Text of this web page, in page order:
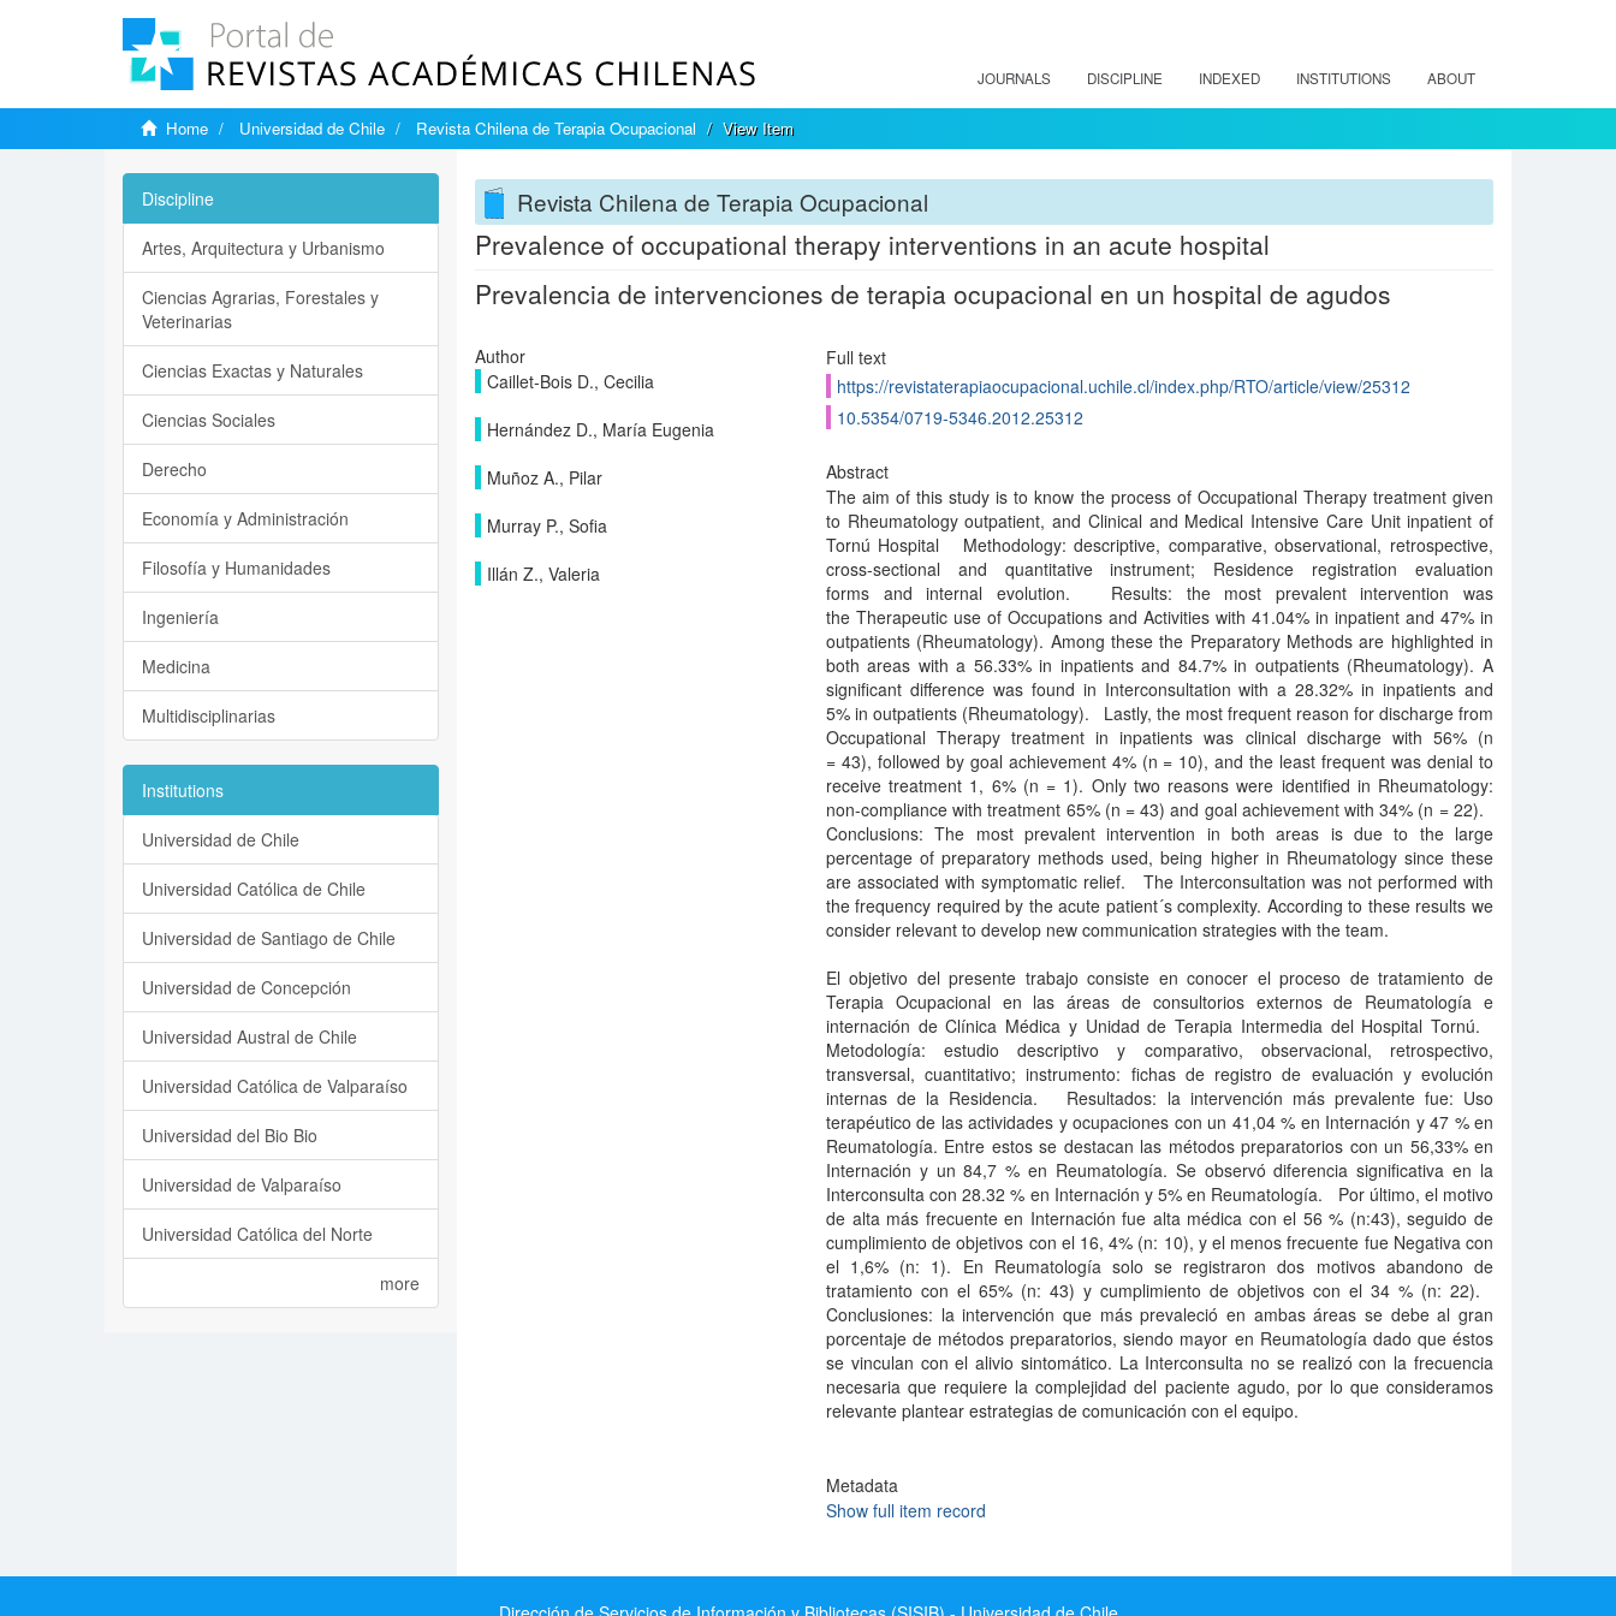
JOURNALS DISCIPLINE INDEXED INSTITUTIONS ABOUT
Home Universidad de Chile Revista Chilena de Terapia Ocupacional View Item
Revista Chilena de Terapia Ocupacional
Prevalence of occupational therapy interventions in an acute hospital
Prevalencia de intervenciones de terapia ocupacional en un hospital de agudos
Author
Caillet-Bois D., Cecilia
Hernández D., María Eugenia
Muñoz A., Pilar
Murray P., Sofia
Illán Z., Valeria
Full text
https://revistaterapiaocupacional.uchile.cl/index.php/RTO/article/view/25312
10.5354/0719-5346.2012.25312
Abstract
The aim of this study is to know the process of Occupational Therapy treatment given
to Rheumatology outpatient, and Clinical and Medical Intensive Care Unit inpatient of
Tornú Hospital Methodology: descriptive, comparative, observational, retrospective,
cross-sectional and quantitative instrument; Residence registration evaluation
forms and internal evolution. Results: the most prevalent intervention was
the Therapeutic use of Occupations and Activities with 41.04% in inpatient and 47% in
outpatients (Rheumatology). Among these the Preparatory Methods are highlighted in
both areas with a 56.33% in inpatients and 84.7% in outpatients (Rheumatology). A
significant difference was found in Interconsultation with a 28.32% in inpatients and
5% in outpatients (Rheumatology). Lastly, the most frequent reason for discharge from
Occupational Therapy treatment in inpatients was clinical discharge with 56% (n
= 43), followed by goal achievement 4% (n = 10), and the least frequent was denial to
receive treatment 1, 6% (n = 1). Only two reasons were identified in Rheumatology:
non-compliance with treatment 65% (n = 43) and goal achievement with 34% (n = 22).
Conclusions: The most prevalent intervention in both areas is due to the large
percentage of preparatory methods used, being higher in Rheumatology since these
are associated with symptomatic relief. The Interconsultation was not performed with
the frequency required by the acute patient´s complexity. According to these results we
consider relevant to develop new communication strategies with the team.
El objetivo del presente trabajo consiste en conocer el proceso de tratamiento de
Terapia Ocupacional en las áreas de consultorios externos de Reumatología e
internación de Clínica Médica y Unidad de Terapia Intermedia del Hospital Tornú.
Metodología: estudio descriptivo y comparativo, observacional, retrospectivo,
transversal, cuantitativo; instrumento: fichas de registro de evaluación y evolución
internas de la Residencia. Resultados: la intervención más prevalente fue: Uso
terapéutico de las actividades y ocupaciones con un 41,04 % en Internación y 47 % en
Reumatología. Entre estos se destacan las métodos preparatorios con un 56,33% en
Internación y un 84,7 % en Reumatología. Se observó diferencia significativa en la
Interconsulta con 28.32 % en Internación y 5% en Reumatología. Por último, el motivo
de alta más frecuente en Internación fue alta médica con el 56 % (n:43), seguido de
cumplimiento de objetivos con el 16, 4% (n: 10), y el menos frecuente fue Negativa con
el 1,6% (n: 1). En Reumatología solo se registraron dos motivos abandono de
tratamiento con el 65% (n: 43) y cumplimiento de objetivos con el 34 % (n: 22).
Conclusiones: la intervención que más prevaleció en ambas áreas se debe al gran
porcentaje de métodos preparatorios, siendo mayor en Reumatología dado que éstos
se vinculan con el alivio sintomático. La Interconsulta no se realizó con la frecuencia
necesaria que requiere la complejidad del paciente agudo, por lo que consideramos
relevante plantear estrategias de comunicación con el equipo.
Metadata
Show full item record
Discipline
Artes, Arquitectura y Urbanismo
Ciencias Agrarias, Forestales y
Veterinarias
Ciencias Exactas y Naturales
Ciencias Sociales
Derecho
Economía y Administración
Filosofía y Humanidades
Ingeniería
Medicina
Multidisciplinarias
Institutions
Universidad de Chile
Universidad Católica de Chile
Universidad de Santiago de Chile
Universidad de Concepción
Universidad Austral de Chile
Universidad Católica de Valparaíso
Universidad del Bio Bio
Universidad de Valparaíso
Universidad Católica del Norte
more